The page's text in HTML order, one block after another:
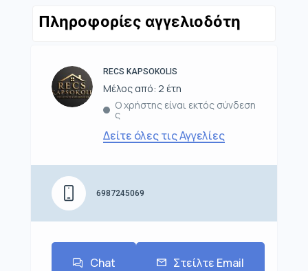
Πληροφορίες αγγελιοδότη
RECS KAPSOKOLIS
Μέλος από: 2 έτη
Ο χρήστης είναι εκτός σύνδεση
ς
Δείτε όλες τις Αγγελίες
6987245069
Chat Στείλτε Email